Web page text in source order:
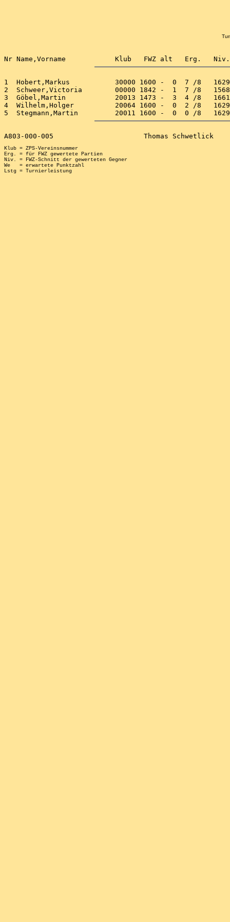
1  Hobert,Markus           30000 1600 -  0  7 /8
2  Schweer,Victoria        00000 1842 -  1  7 /8
3  Göbel,Martin            20013 1473 -  3  4 /8   1661
4  Wilhelm,Holger          20064 1600 -  0  2 /8
Klub = ZPS-Vereinsnummer
Erg. = für FWZ gewertete Partien
Niv. = FWZ-Schnitt der gewerteten Gegner
We   = erwartete Punktzahl